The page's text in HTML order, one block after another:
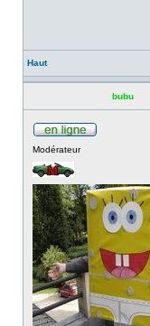
Haut
bubu
Modérateur